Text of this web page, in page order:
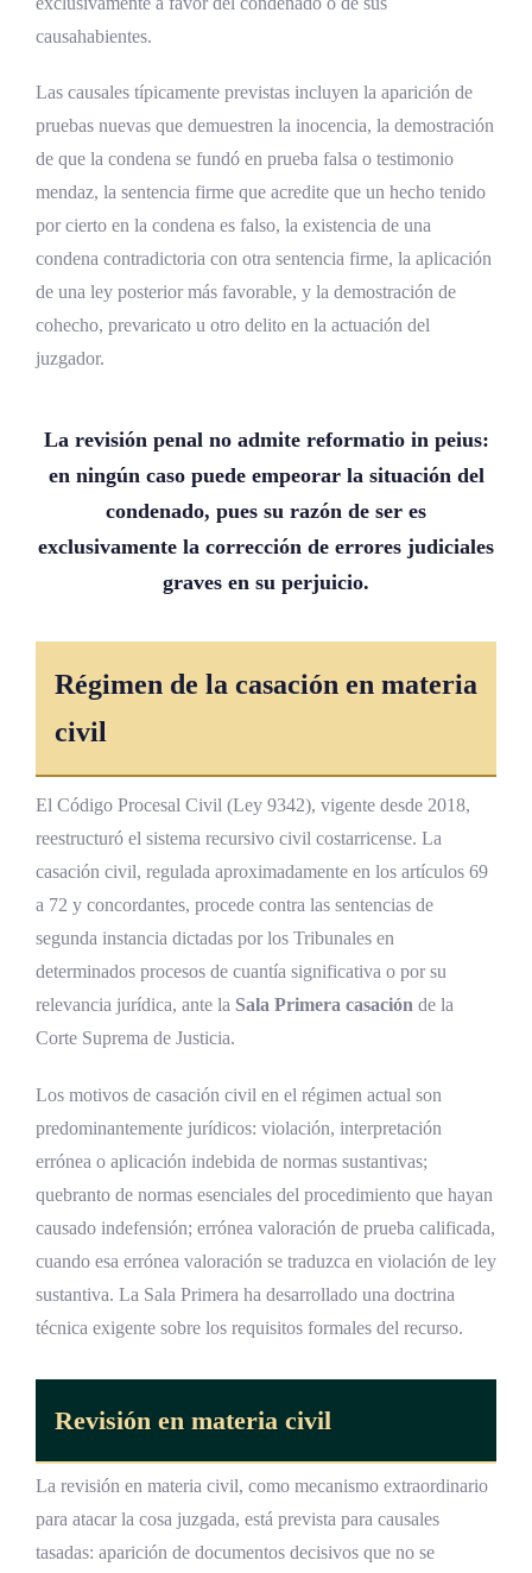
causahabientes.
Las causales típicamente previstas incluyen la aparición de
pruebas nuevas que demuestren la inocencia, la demostración
de que la condena se fundó en prueba falsa o testimonio
mendaz, la sentencia firme que acredite que un hecho tenido
por cierto en la condena es falso, la existencia de una
condena contradictoria con otra sentencia firme, la aplicación
de una ley posterior más favorable, y la demostración de
cohecho, prevaricato u otro delito en la actuación del
juzgador.
La revisión penal no admite reformatio in peius:
en ningún caso puede empeorar la situación del
condenado, pues su razón de ser es
exclusivamente la corrección de errores judiciales
graves en su perjuicio.
Régimen de la casación en materia
civil
El Código Procesal Civil (Ley 9342), vigente desde 2018,
reestructuró el sistema recursivo civil costarricense. La
casación civil, regulada aproximadamente en los artículos 69
a 72 y concordantes, procede contra las sentencias de
segunda instancia dictadas por los Tribunales en
determinados procesos de cuantía significativa o por su
relevancia jurídica, ante la Sala Primera casación de la
Corte Suprema de Justicia.
Los motivos de casación civil en el régimen actual son
predominantemente jurídicos: violación, interpretación
errónea o aplicación indebida de normas sustantivas;
quebranto de normas esenciales del procedimiento que hayan
causado indefensión; errónea valoración de prueba calificada,
cuando esa errónea valoración se traduzca en violación de ley
sustantiva. La Sala Primera ha desarrollado una doctrina
técnica exigente sobre los requisitos formales del recurso.
Revisión en materia civil
La revisión en materia civil, como mecanismo extraordinario
para atacar la cosa juzgada, está prevista para causales
tasadas: aparición de documentos decisivos que no se